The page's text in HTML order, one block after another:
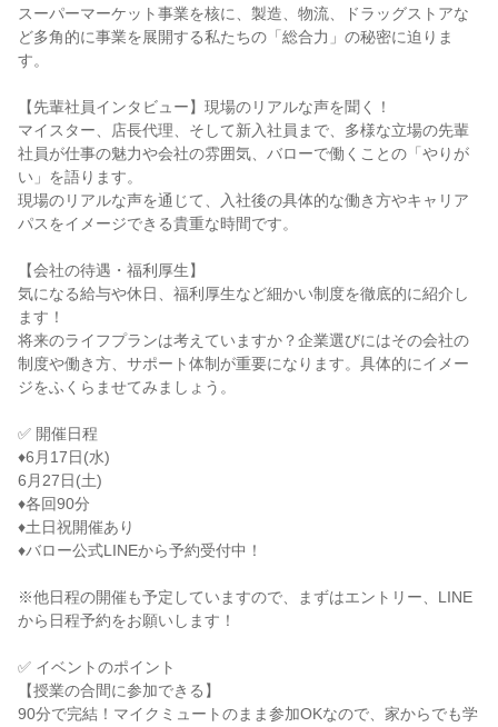
スーパーマーケット事業を核に、製造、物流、ドラッグストアな
ど多角的に事業を展開する私たちの「総合力」の秘密に迫りま
す。
【先輩社員インタビュー】現場のリアルな声を聞く！
マイスター、店長代理、そして新入社員まで、多様な立場の先輩
社員が仕事の魅力や会社の雰囲気、バローで働くことの「やりが
い」を語ります。
現場のリアルな声を通じて、入社後の具体的な働き方やキャリア
パスをイメージできる貴重な時間です。
【会社の待遇・福利厚生】
気になる給与や休日、福利厚生など細かい制度を徹底的に紹介し
ます！
将来のライフプランは考えていますか？企業選びにはその会社の
制度や働き方、サポート体制が重要になります。具体的にイメー
ジをふくらませてみましょう。
✅ 開催日程
♦6月17日(水)
6月27日(土)
♦各回90分
♦土日祝開催あり
♦バロー公式LINEから予約受付中！
※他日程の開催も予定していますので、まずはエントリー、LINE
から日程予約をお願いします！
✅ イベントのポイント
【授業の合間に参加できる】
90分で完結！マイクミュートのまま参加OKなので、家からでも学